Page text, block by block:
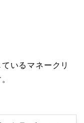
いるマネークリ